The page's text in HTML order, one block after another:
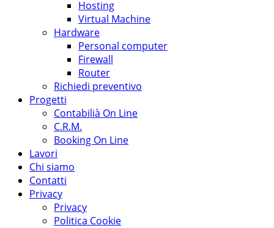
Hosting
Virtual Machine
Hardware
Personal computer
Firewall
Router
Richiedi preventivo
Progetti
Contabilià On Line
C.R.M.
Booking On Line
Lavori
Chi siamo
Contatti
Privacy
Privacy
Politica Cookie